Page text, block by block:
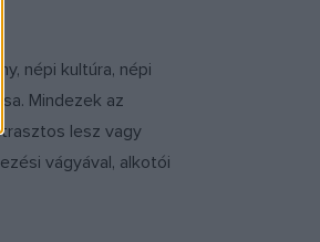
népi kultúra, népi
Mindezek az
lesz vagy
vágyával, alkotói